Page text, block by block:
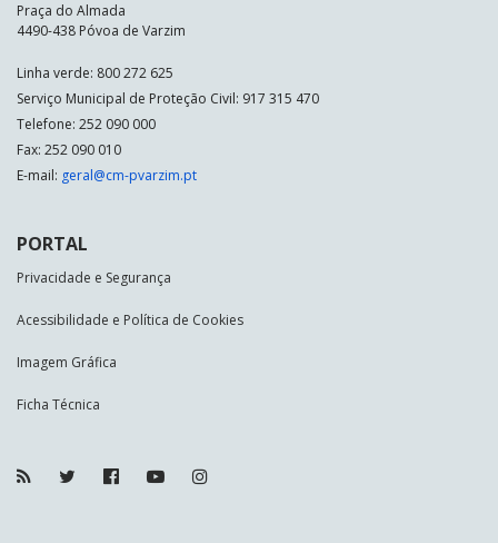
Praça do Almada
4490-438 Póvoa de Varzim
Linha verde: 800 272 625
Serviço Municipal de Proteção Civil: 917 315 470
Telefone: 252 090 000
Fax: 252 090 010
E-mail: geral@cm-pvarzim.pt
PORTAL
Privacidade e Segurança
Acessibilidade e Política de Cookies
Imagem Gráfica
Ficha Técnica